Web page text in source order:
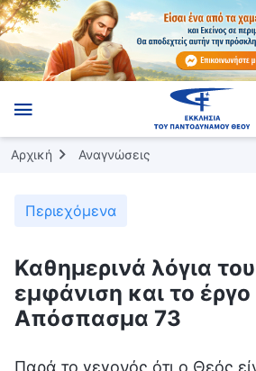
Αρχική Αναγνώσεις
Περιεχόμενα
Καθημερινά λόγια
εμφάνιση και το έργο
Απόσπασμα 73
Παρά το γεγονός ότι ο Θεός